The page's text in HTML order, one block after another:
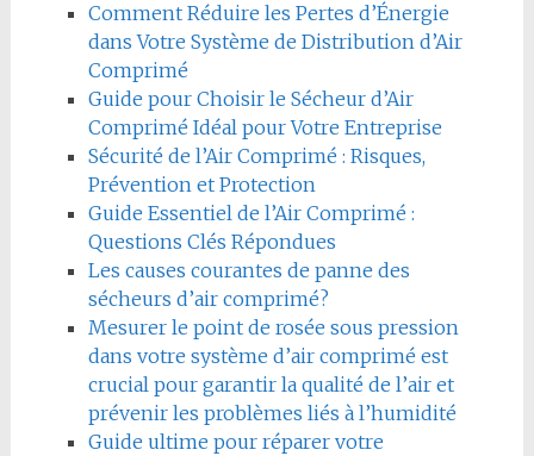
Comment Réduire les Pertes d’Énergie
dans Votre Système de Distribution d’Air
Comprimé
Guide pour Choisir le Sécheur d’Air
Comprimé Idéal pour Votre Entreprise
Sécurité de l’Air Comprimé : Risques,
Prévention et Protection
Guide Essentiel de l’Air Comprimé :
Questions Clés Répondues
Les causes courantes de panne des
sécheurs d’air comprimé?
Mesurer le point de rosée sous pression
dans votre système d’air comprimé est
crucial pour garantir la qualité de l’air et
prévenir les problèmes liés à l’humidité
Guide ultime pour réparer votre